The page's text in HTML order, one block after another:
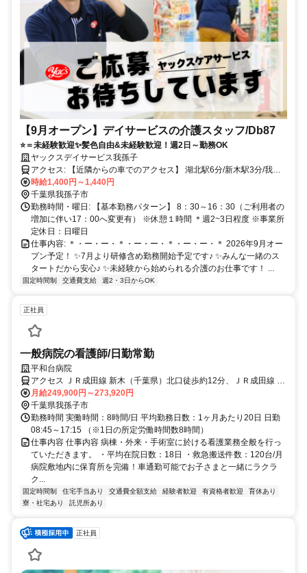
【9月オープン】デイサービスの介護スタッフ/Db87
⭐＝未経験歓迎✨髪色自由&未経験歓迎！週2日～勤務OK
ヤックスデイサービス我孫子
アクセス: 【近隣からの車でのアクセス】 湖北駅6分/新木駅3分/我孫
子駅19分 ※車通勤可
時給1,400円～1,440円
千葉県我孫子市
勤務時間・曜日: 【基本勤務パターン】 8：30～16：30（ご利用者の
増加に伴い17：00へ変更有） ※休憩１時間 ＊週2~3日程度 ※事業所
定休日：日曜日
仕事内容: ＊・ー・ー・＊・ー・ー・＊・ー・ー・＊ 2026年9月オー
プン予定！ ✨7月より研修含め勤務開始予定です♪ ✨みんな一緒のス
タートだから安心♪ ✨未経験から始められる介護のお仕事です！ ...
固定時間制 交通費支給 週2・3日からOK
正社員
一般病院の看護師/日勤常勤
平和台病院
アクセス ＪＲ成田線 新木（千葉県）北口徒歩約12分、ＪＲ成田線 布
佐南口徒歩約32分、ＪＲ成田線 湖北南口徒歩約46分
月給249,900円～273,920円
千葉県我孫子市
勤務時間 実働時間：8時間/日 平均勤務日数：1ヶ月あたり20日 日勤
08:45～17:15 （※1日の所定労働時間数8時間）
仕事内容 仕事内容 病棟・外来・手術室に於ける看護業務全般を行っ
ていただきます。 ・平均在院日数：18日 ・救急搬送件数：120台/月
病院敷地内に保育所を完備！車通勤可能でお子さまと一緒にラクラ
ク...
固定時間制 住宅手当あり 交通費全額支給 経験者歓迎 有資格者歓迎
育休あり
寮・社宅あり
託児所あり
正社員